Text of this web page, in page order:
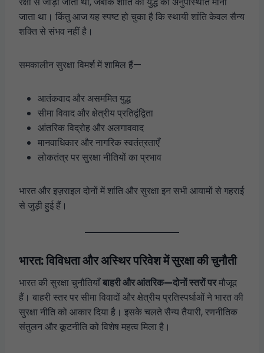
जाता था। किंतु आज यह स्पष्ट हो चुका है कि स्थायी शांति केवल सैन्य
शक्ति से संभव नहीं है।
समकालीन सुरक्षा विमर्श में शामिल हैं—
आतंकवाद और असममित युद्ध
सीमा विवाद और क्षेत्रीय प्रतिद्वंद्विता
आंतरिक विद्रोह और अलगाववाद
मानवाधिकार और नागरिक स्वतंत्रताएँ
लोकतंत्र पर सुरक्षा नीतियों का प्रभाव
भारत और इज़राइल दोनों में शांति और सुरक्षा इन सभी आयामों से गहराई
से जुड़ी हुई हैं।
भारत: विविधता और अस्थिर परिवेश में सुरक्षा की चुनौती
भारत की सुरक्षा चुनौतियाँबाहरी और आंतरिक—दोनों स्तरों परमौजूद
हैं। बाहरी स्तर पर सीमा विवादों और क्षेत्रीय प्रतिस्पर्धाओं ने भारत की
सुरक्षा नीति को आकार दिया है। इसके चलते सैन्य तैयारी, रणनीतिक
संतुलन और कूटनीति को विशेष महत्व मिला है।